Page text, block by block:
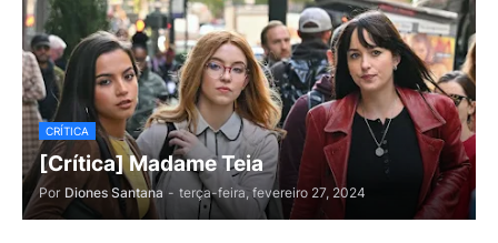
CRÍTICA
[Crítica] Madame Teia
Por Diones Santana - terça-feira, fevereiro 27, 2024